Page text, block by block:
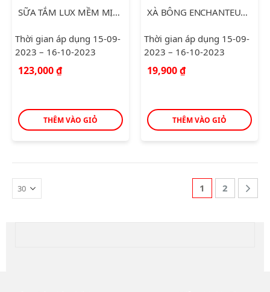
SỮA TẮM LUX MỀM MỊN 530G
Thời gian áp dụng 15-09-
2023 – 16-10-2023
123,000₫
THÊM VÀO GIỎ
XÀ BÔNG ENCHANTEUR ROMANTIC 90G
Thời gian áp dụng 15-09-
2023 – 16-10-2023
19,900₫
THÊM VÀO GIỎ
1 2